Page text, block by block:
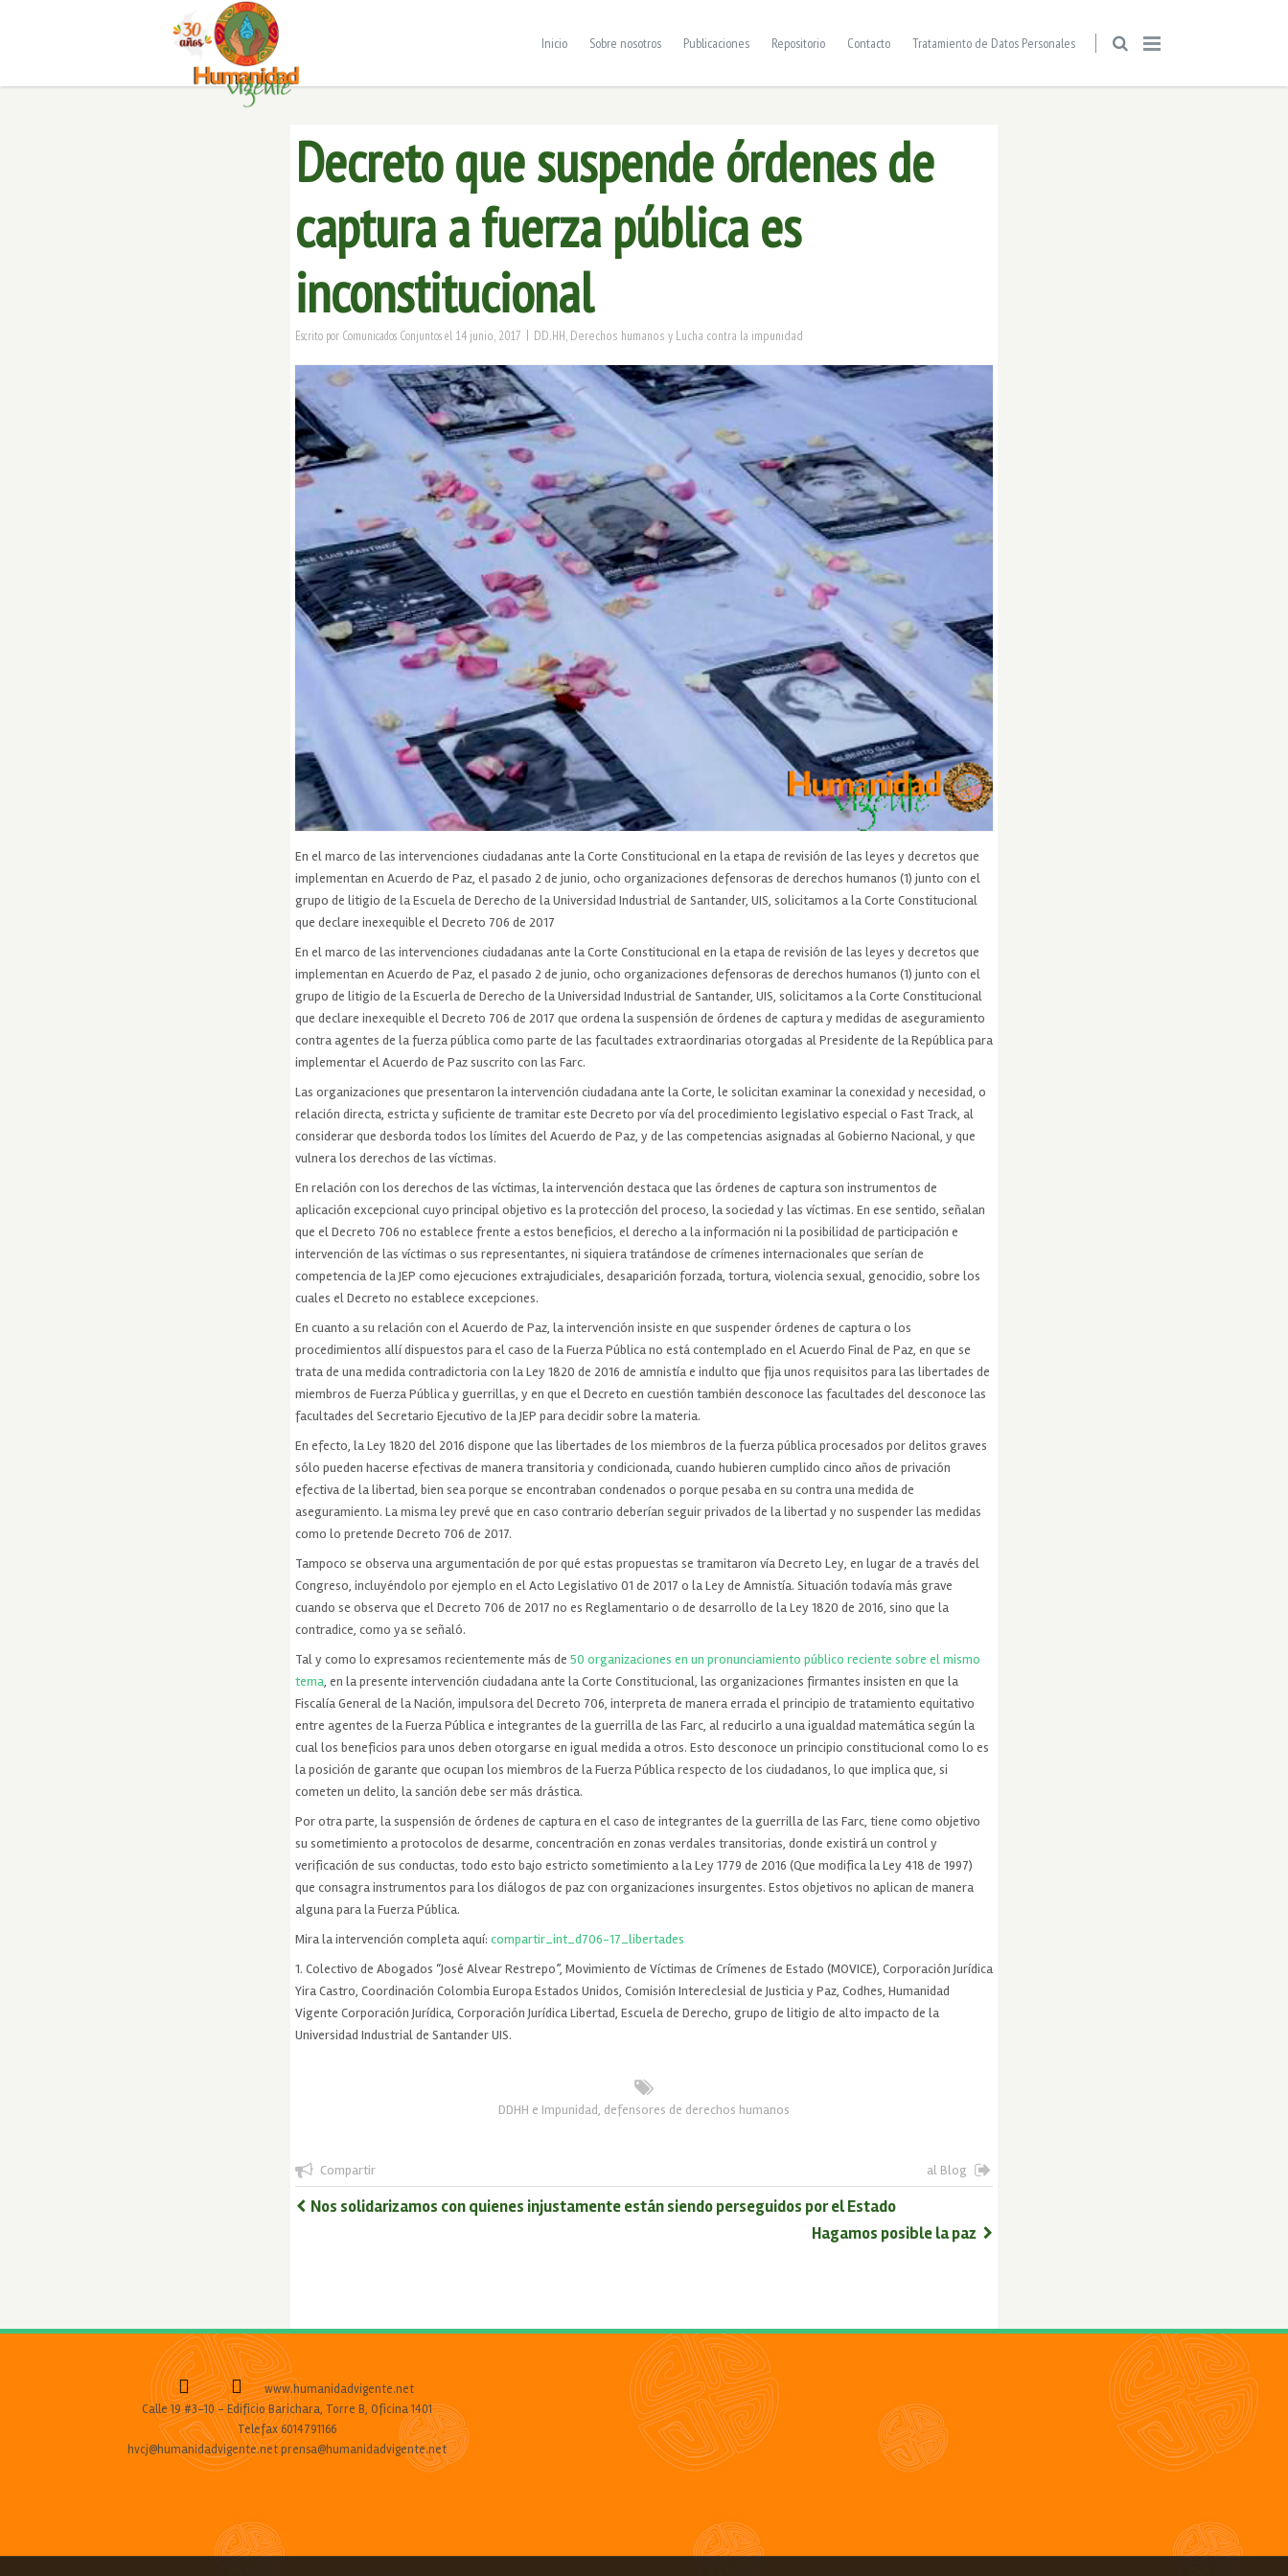
Inicio Sobre nosotros Publicaciones Repositorio Contacto Tratamiento de Datos Personales
Decreto que suspende órdenes de
captura a fuerza pública es
inconstitucional
Escrito por Comunicados Conjuntosel 14 junio, 2017 | DD.HH, Derechos humanos y Lucha contra la impunidad
En el marco de las intervenciones ciudadanas ante la Corte Constitucional en la etapa de revisión de las leyes y decretos que
implementan en Acuerdo de Paz, el pasado 2 de junio, ocho organizaciones defensoras de derechos humanos (1) junto con el
grupo de litigio de la Escuela de Derecho de la Universidad Industrial de Santander, UIS, solicitamos a la Corte Constitucional
que declare inexequible el Decreto 706 de 2017
En el marco de las intervenciones ciudadanas ante la Corte Constitucional en la etapa de revisión de las leyes y decretos que
implementan en Acuerdo de Paz, el pasado 2 de junio, ocho organizaciones defensoras de derechos humanos (1) junto con el
grupo de litigio de la Escuerla de Derecho de la Universidad Industrial de Santander, UIS, solicitamos a la Corte Constitucional
que declare inexequible el Decreto 706 de 2017 que ordena la suspensión de órdenes de captura y medidas de aseguramiento
contra agentes de la fuerza pública como parte de las facultades extraordinarias otorgadas al Presidente de la República para
implementar el Acuerdo de Paz suscrito con las Farc.
Las organizaciones que presentaron la intervención ciudadana ante la Corte, le solicitan examinar la conexidad y necesidad, o
relación directa, estricta y suficiente de tramitar este Decreto por vía del procedimiento legislativo especial o Fast Track, al
considerar que desborda todos los límites del Acuerdo de Paz, y de las competencias asignadas al Gobierno Nacional, y que
vulnera los derechos de las víctimas.
En relación con los derechos de las víctimas, la intervención destaca que las órdenes de captura son instrumentos de
aplicación excepcional cuyo principal objetivo es la protección del proceso, la sociedad y las víctimas. En ese sentido, señalan
que el Decreto 706 no establece frente a estos beneficios, el derecho a la información ni la posibilidad de participación e
intervención de las víctimas o sus representantes, ni siquiera tratándose de crímenes internacionales que serían de
competencia de la JEP como ejecuciones extrajudiciales, desaparición forzada, tortura, violencia sexual, genocidio, sobre los
cuales el Decreto no establece excepciones.
En cuanto a su relación con el Acuerdo de Paz, la intervención insiste en que suspender órdenes de captura o los
procedimientos allí dispuestos para el caso de la Fuerza Pública no está contemplado en el Acuerdo Final de Paz, en que se
trata de una medida contradictoria con la Ley 1820 de 2016 de amnistía e indulto que fija unos requisitos para las libertades de
miembros de Fuerza Pública y guerrillas, y en que el Decreto en cuestión también desconoce las facultades del desconoce las
facultades del Secretario Ejecutivo de la JEP para decidir sobre la materia.
En efecto, la Ley 1820 del 2016 dispone que las libertades de los miembros de la fuerza pública procesados por delitos graves
sólo pueden hacerse efectivas de manera transitoria y condicionada, cuando hubieren cumplido cinco años de privación
efectiva de la libertad, bien sea porque se encontraban condenados o porque pesaba en su contra una medida de
aseguramiento. La misma ley prevé que en caso contrario deberían seguir privados de la libertad y no suspender las medidas
como lo pretende Decreto 706 de 2017.
Tampoco se observa una argumentación de por qué estas propuestas se tramitaron vía Decreto Ley, en lugar de a través del
Congreso, incluyéndolo por ejemplo en el Acto Legislativo 01 de 2017 o la Ley de Amnistía. Situación todavía más grave
cuando se observa que el Decreto 706 de 2017 no es Reglamentario o de desarrollo de la Ley 1820 de 2016, sino que la
contradice, como ya se señaló.
Tal y como lo expresamos recientemente más de 50 organizaciones en un pronunciamiento público reciente sobre el mismo
tema, en la presente intervención ciudadana ante la Corte Constitucional, las organizaciones firmantes insisten en que la
Fiscalía General de la Nación, impulsora del Decreto 706, interpreta de manera errada el principio de tratamiento equitativo
entre agentes de la Fuerza Pública e integrantes de la guerrilla de las Farc, al reducirlo a una igualdad matemática según la
cual los beneficios para unos deben otorgarse en igual medida a otros. Esto desconoce un principio constitucional como lo es
la posición de garante que ocupan los miembros de la Fuerza Pública respecto de los ciudadanos, lo que implica que, si
cometen un delito, la sanción debe ser más drástica.
Por otra parte, la suspensión de órdenes de captura en el caso de integrantes de la guerrilla de las Farc, tiene como objetivo
su sometimiento a protocolos de desarme, concentración en zonas verdales transitorias, donde existirá un control y
verificación de sus conductas, todo esto bajo estricto sometimiento a la Ley 1779 de 2016 (Que modifica la Ley 418 de 1997)
que consagra instrumentos para los diálogos de paz con organizaciones insurgentes. Estos objetivos no aplican de manera
alguna para la Fuerza Pública.
Mira la intervención completa aquí: compartir_int_d706-17_libertades
1. Colectivo de Abogados “José Alvear Restrepo”, Movimiento de Víctimas de Crímenes de Estado (MOVICE), Corporación Jurídica
Yira Castro, Coordinación Colombia Europa Estados Unidos, Comisión Intereclesial de Justicia y Paz, Codhes, Humanidad
Vigente Corporación Jurídica, Corporación Jurídica Libertad, Escuela de Derecho, grupo de litigio de alto impacto de la
Universidad Industrial de Santander UIS.
DDHH e Impunidad, defensores de derechos humanos
Compartir al Blog
Nos solidarizamos con quienes injustamente están siendo perseguidos por el Estado
Hagamos posible la paz
www.humanidadvigente.net
Calle 19 #3-10 - Edificio Barichara, Torre B, Oficina 1401
Telefax 6014791166
hvcj@humanidadvigente.net prensa@humanidadvigente.net